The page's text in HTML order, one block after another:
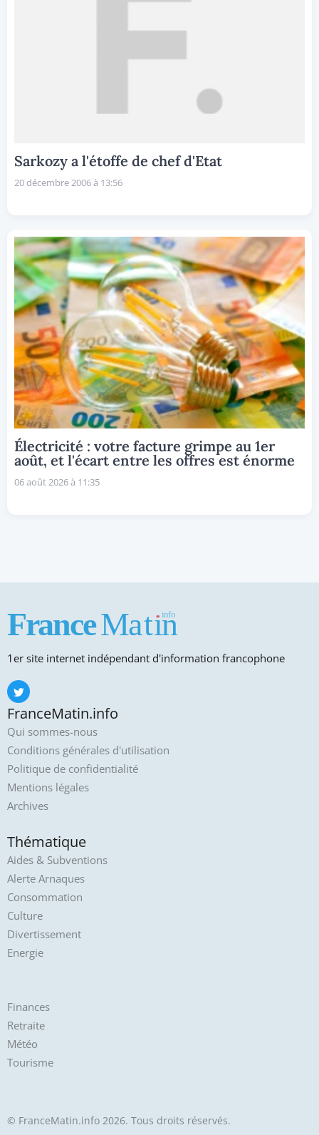
Sarkozy a l'étoffe de chef d'Etat
20 décembre 2006 à 13:56
Électricité : votre facture grimpe au 1er
août, et l'écart entre les offres est énorme
06 août 2026 à 11:35
1er site internet indépendant d'information francophone
FranceMatin.info
Qui sommes-nous
Conditions générales d'utilisation
Politique de confidentialité
Mentions légales
Archives
Thématique
Aides & Subventions
Alerte Arnaques
Consommation
Culture
Divertissement
Energie
Finances
Retraite
Météo
Tourisme
© FranceMatin.info 2026. Tous droits réservés.